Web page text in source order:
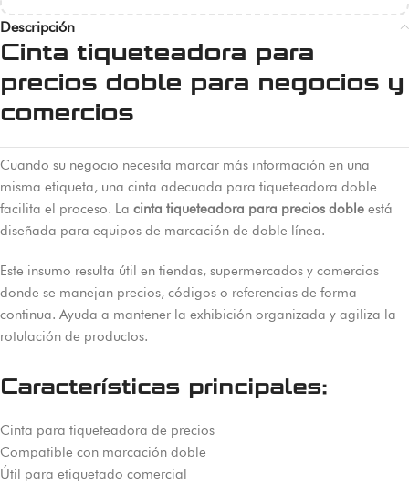
Descripción
Cinta tiqueteadora para
precios doble para negocios y
comercios
Cuando su negocio necesita marcar más información en una
misma etiqueta, una cinta adecuada para tiqueteadora doble
facilita el proceso. La cinta tiqueteadora para precios doble está
diseñada para equipos de marcación de doble línea.
Este insumo resulta útil en tiendas, supermercados y comercios
donde se manejan precios, códigos o referencias de forma
continua. Ayuda a mantener la exhibición organizada y agiliza la
rotulación de productos.
Características principales:
Cinta para tiqueteadora de precios
Compatible con marcación doble
Útil para etiquetado comercial